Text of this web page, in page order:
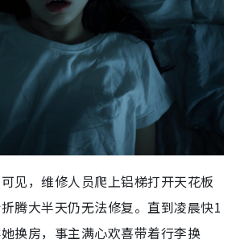
见，维修人员爬上铝梯打开天花板
腾大半天仍无法修复。直到凌晨快1
换房，事主满心欢喜带着行李换